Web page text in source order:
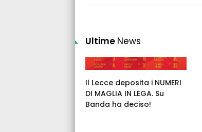
Ultime News
Il Lecce deposita i NUMERI
DI MAGLIA IN LEGA. Su
Banda ha deciso!